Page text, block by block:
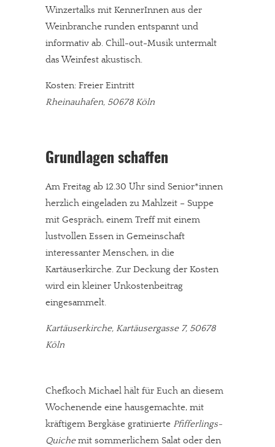
Winzertalks mit KennerInnen aus der
Weinbranche runden entspannt und
informativ ab. Chill-out-Musik untermalt
das Weinfest akustisch.
Kosten: Freier Eintritt
Rheinauhafen, 50678 Köln
Grundlagen schaffen
Am Freitag ab 12.30 Uhr sind Senior*innen
herzlich eingeladen zu Mahlzeit – Suppe
mit Gespräch, einem Treff mit einem
lustvollen Essen in Gemeinschaft
interessanter Menschen, in die
Kartäuserkirche. Zur Deckung der Kosten
wird ein kleiner Unkostenbeitrag
eingesammelt.
Kartäuserkirche, Kartäusergasse 7, 50678
Köln
Chefkoch Michael hält für Euch an diesem
Wochenende eine hausgemachte, mit
kräftigem Bergkäse gratinierte Pfifferlings-
Quichemit sommerlichem Salat oder den